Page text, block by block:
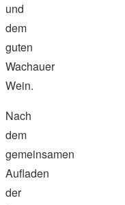
und
dem
guten
Wachauer
Wein.
Nach
dem
gemeinsamen
Aufladen
der